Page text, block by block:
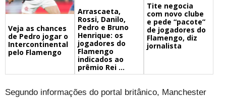
Veja as chances
de Pedro jogar o
Intercontinental
pelo Flamengo
Arrascaeta,
Rossi, Danilo,
Pedro e Bruno
Henrique: os
jogadores do
Flamengo
indicados ao
prêmio Rei ...
Tite negocia
com novo clube
e pede “pacote”
de jogadores do
Flamengo, diz
jornalista
Segundo informações do portal britânico, Manchester